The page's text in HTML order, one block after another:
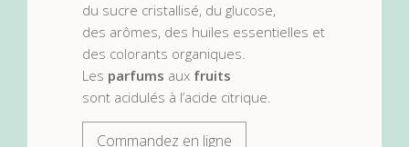
du sucre cristallisé, du glucose,
des arômes, des huiles essentielles et
des colorants organiques.
Les parfums aux fruits
sont acidulés à l’acide citrique.
Commandez en ligne